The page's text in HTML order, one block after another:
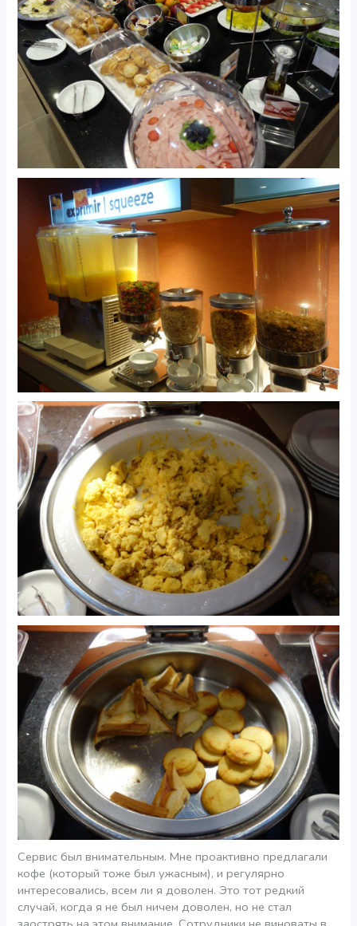
Сервис был внимательным. Мне проактивно предлагали
кофе (который тоже был ужасным), и регулярно
интересовались, всем ли я доволен. Это тот редкий
случай, когда я не был ничем доволен, но не стал